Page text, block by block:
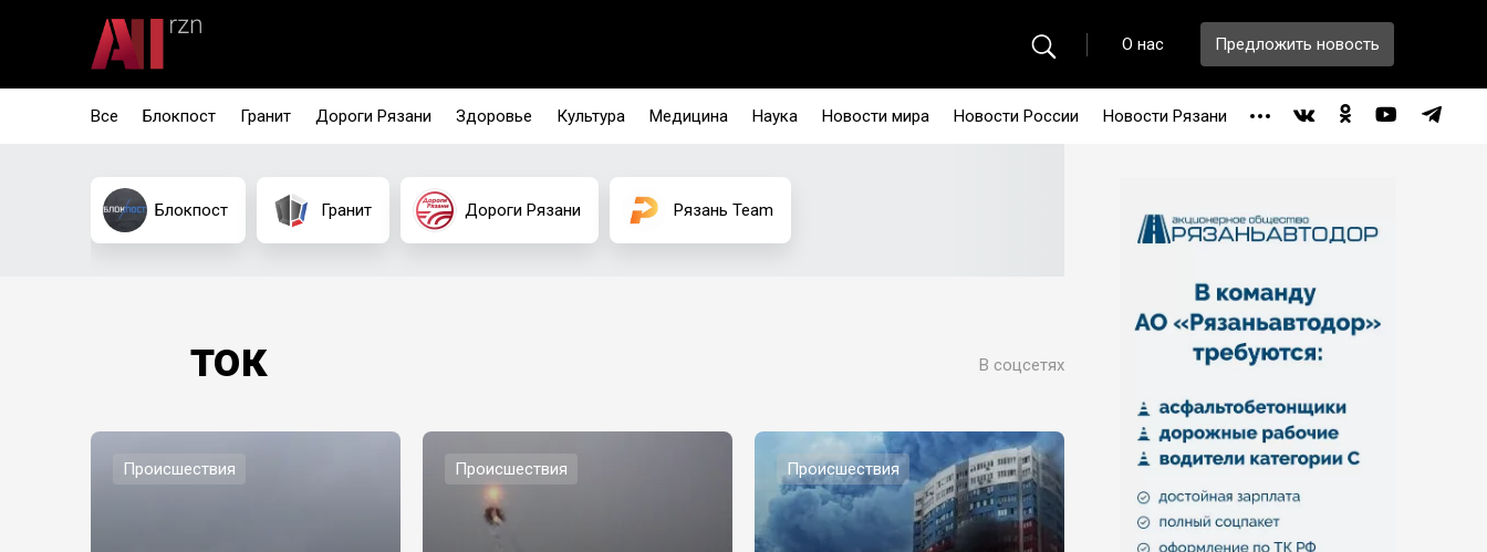
О нас Предложить новость
Все Блокпост Гранит Дороги Рязани Здоровье Культура Медицина Наука Новости мира Новости России Новости Рязани
Блокпост Гранит Дороги Рязани Рязань Team
ток В соцсетях
Происшествия Происшествия Происшествия